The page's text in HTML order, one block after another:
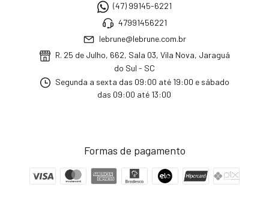
(47) 99145-6221
47991456221
lebrune@lebrune.com.br
R. 25 de Julho, 662, Sala 03, Vila Nova, Jaraguá
do Sul - SC
Segunda a sexta das 09:00 até 19:00 e sábado
das 09:00 até 13:00
Formas de pagamento